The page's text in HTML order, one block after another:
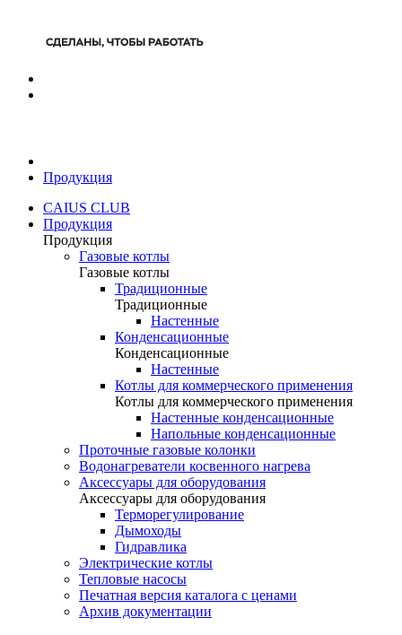
Продукция
CAIUS CLUB
Продукция
Продукция
Газовые котлы
Газовые котлы
Традиционные
Традиционные
Настенные
Конденсационные
Конденсационные
Настенные
Котлы для коммерческого применения
Котлы для коммерческого применения
Настенные конденсационные
Напольные конденсационные
Проточные газовые колонки
Водонагреватели косвенного нагрева
Аксессуары для оборудования
Аксессуары для оборудования
Терморегулирование
Дымоходы
Гидравлика
Электрические котлы
Тепловые насосы
Печатная версия каталога с ценами
Архив документации